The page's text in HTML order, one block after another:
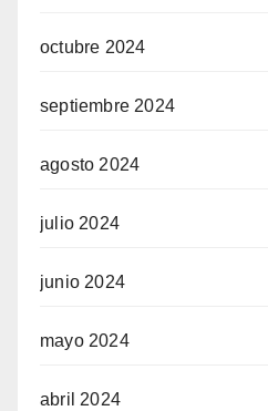
octubre 2024
septiembre 2024
agosto 2024
julio 2024
junio 2024
mayo 2024
abril 2024